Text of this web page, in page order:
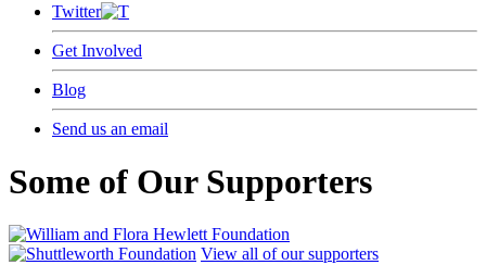
Twitter
Get Involved
Blog
Send us an email
Some of Our Supporters
View all of our supporters